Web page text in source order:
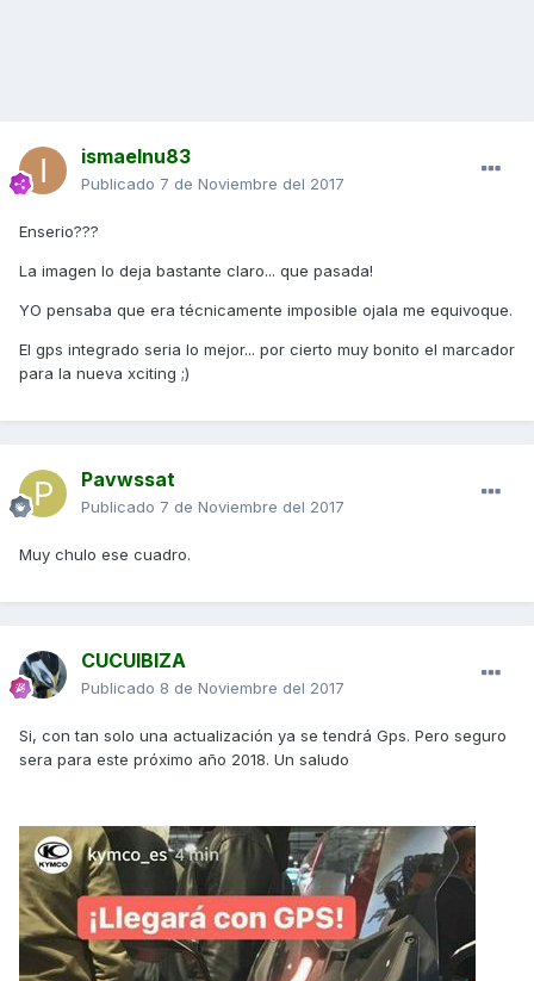
ismaelnu83
Publicado 7 de Noviembre del 2017
Enserio???
La imagen lo deja bastante claro... que pasada!
YO pensaba que era técnicamente imposible ojala me equivoque.
El gps integrado seria lo mejor... por cierto muy bonito el marcador
para la nueva xciting ;)
Pavwssat
Publicado 7 de Noviembre del 2017
Muy chulo ese cuadro.
CUCUIBIZA
Publicado 8 de Noviembre del 2017
Si, con tan solo una actualización ya se tendrá Gps. Pero seguro
sera para este próximo año 2018. Un saludo